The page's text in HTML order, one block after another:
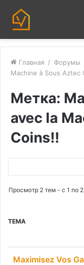
Главная / Форумы
Machine à Sous Aztec
Метка:
avec la
Coins!!
о
и
Просмотр 2 тем - с 1 по 2
ТЕМА
Maximisez Vos